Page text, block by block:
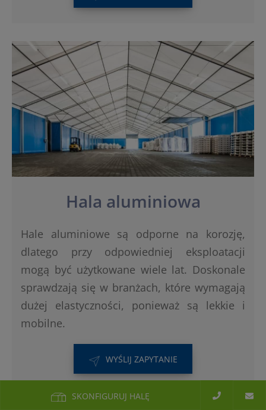
SKONFIGURUJ HALĘ
Hala aluminiowa
Hale aluminiowe są odporne na korozję,
dlatego przy odpowiedniej eksploatacji
mogą być użytkowane wiele lat. Doskonale
sprawdzają się w branżach, które wymagają
dużej elastyczności, ponieważ są lekkie i
mobilne.
WYŚLIJ ZAPYTANIE